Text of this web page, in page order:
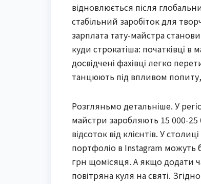
відновлюється після
стабільний заробіток для
зарплата тату-майстра
куди строкатіша: початківці в
досвідчені фахівці легко
танцюють під впливом попиту,
Розгляньмо детальніше. У
майстри заробляють 15 000-
відсоток від клієнтів. У
портфоліо в Instagram можуть
грн щомісяця. А якщо додати
повітряна куля на святі.